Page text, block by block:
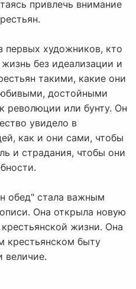
привлечь внимание
первых художников, кто
без идеализации и
такими, какие они
достойными
революции или бунту. Он
увидело в
как и они сами, чтобы
и страдания, чтобы они
обед" стала важным
Она открыла новую
жизни. Она
крестьянском быту
величие.